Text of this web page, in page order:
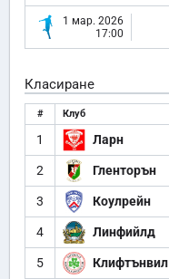
1 мар. 2026
17:00
Класиране
# Клуб
1 Ларн
2 Гленторън
3 Коулрейн
4 Линфийлд
5 Клифтънвил